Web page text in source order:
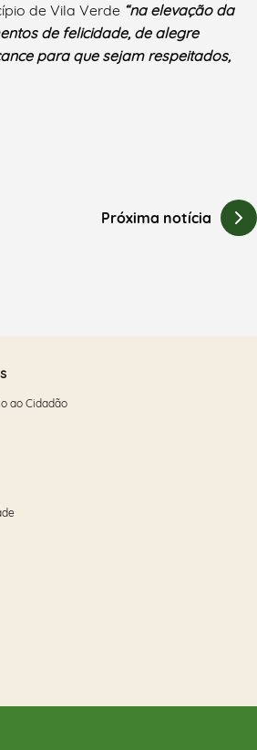
de Vila Verde “na elevação da
de felicidade, de alegre
para que sejam respeitados,
Próxima notícia
ao Cidadão